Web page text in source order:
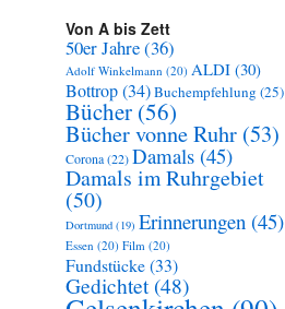
Von A bis Zett
50er Jahre(36)
Adolf Winkelmann (20) ALDI (30)
Bottrop(34)Buchempfehlung (25)
Bücher (56)
Bücher vonne Ruhr (53)
Corona(22)Damals (45)
Damals im Ruhrgebiet
(50)
Dortmund (19) Erinnerungen (45)
Essen (20) Film (20)
Fundstücke(33)
Gedichtet(48)